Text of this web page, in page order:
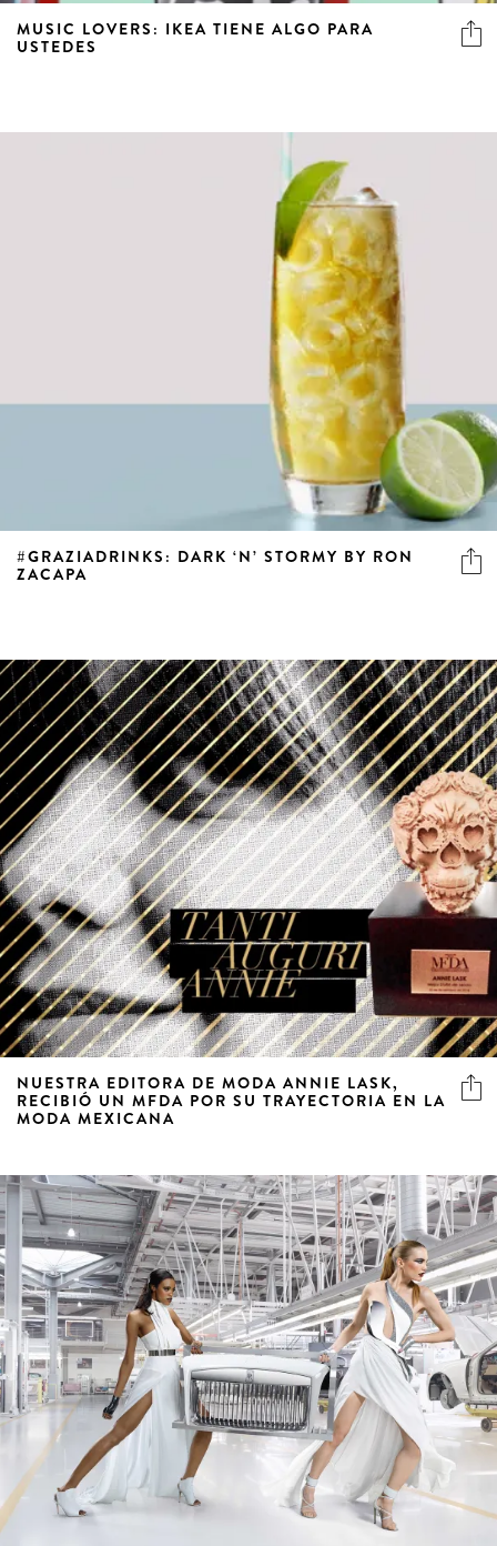
MUSIC LOVERS: IKEA TIENE ALGO PARA
USTEDES
#GRAZIADRINKS: DARK ‘N’ STORMY BY RON
ZACAPA
NUESTRA EDITORA DE MODA ANNIE LASK,
RECIBIÓ UN MFDA POR SU TRAYECTORIA EN LA
MODA MEXICANA